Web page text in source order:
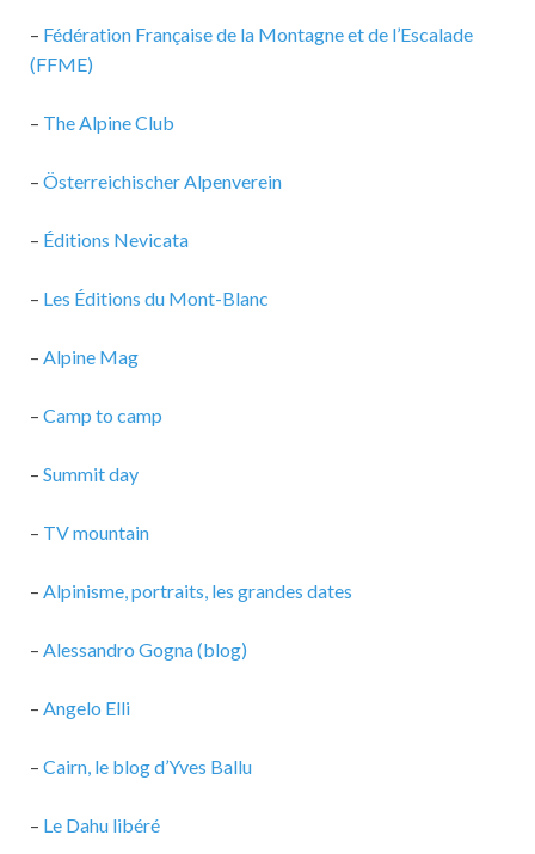
– Fédération Française de la Montagne et de l’Escalade
(FFME)
– The Alpine Club
– Österreichischer Alpenverein
– Éditions Nevicata
– Les Éditions du Mont-Blanc
– Alpine Mag
– Camp to camp
– Summit day
– TV mountain
– Alpinisme, portraits, les grandes dates
– Alessandro Gogna (blog)
– Angelo Elli
– Cairn, le blog d’Yves Ballu
– Le Dahu libéré